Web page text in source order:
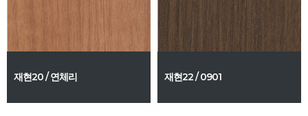
재현20 / 연체리 재현22 / 0901